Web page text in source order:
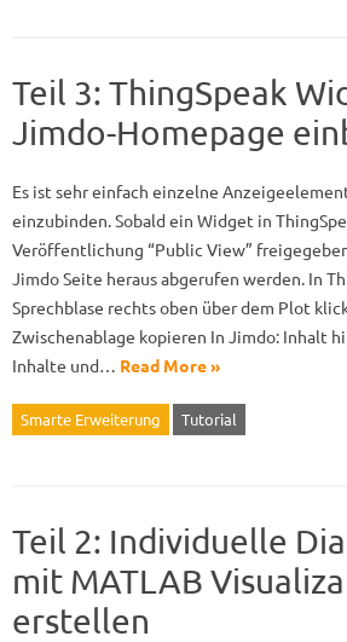
Teil 3: ThingSpeak
Jimdo-Homepage
Es ist sehr einfach einzelne
einzubinden. Sobald ein Widget in
Veröffentlichung “Public View”
Jimdo Seite heraus abgerufen werden. In
Sprechblase rechts oben über dem Plot
Zwischenablage kopieren In Jimdo: Inhalt
Inhalte und… Read More »
Smarte Erweiterung Tutorial
Teil 2: Individuelle
mit MATLAB
erstellen